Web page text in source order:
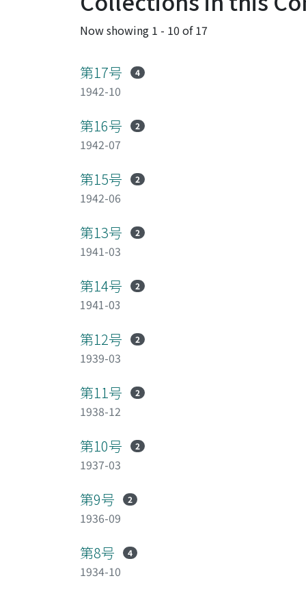
Now showing 1 - 10 of 17
第17号 4
1942-10
第16号 2
1942-07
第15号 2
1942-06
第13号 2
1941-03
第14号 2
1941-03
第12号 2
1939-03
第11号 2
1938-12
第10号 2
1937-03
第9号 2
1936-09
第8号 4
1934-10